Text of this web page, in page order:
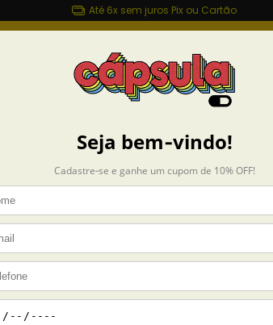
Até 6x sem juros Pix ou Cartão
ACESSÓRIOS CASA
Exibindo 1-9